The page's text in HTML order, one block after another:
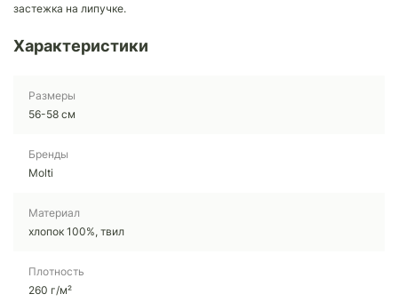
застежка на липучке.
Характеристики
Размеры
56-58 см
Бренды
Molti
Материал
хлопок 100%, твил
Плотность
260 г/м²